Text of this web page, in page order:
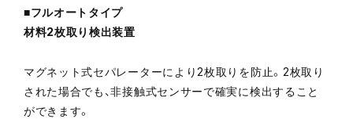
■フルオートタイプ
材料2枚取り検出装置
マグネット式セパレーターにより2枚取りを防止。2枚取り
された場合でも、非接触式センサーで確実に検出すること
ができます。